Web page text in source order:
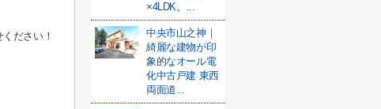
ださい！
×4LDK。...
中央市山之神｜
綺麗な建物が印
象的なオール電
化中古戸建 東西
両面道...